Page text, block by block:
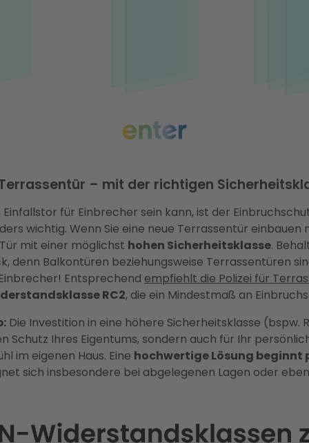
– mit der richtigen
für Einbrecher sein kann, ist der
wichtig. Wenn Sie eine neue Terrassentür einbauen
mit einer möglichst hohen Sicherheitsklasse.
denn Balkontüren beziehungsweise Terrassentüren
Entsprechend empfiehlt die Polizei für
RC2, die ein Mindestmaß an
Die Investition in eine höhere Sicherheitsklasse (bspw.
Schutz Ihres Eigentums, sondern auch für Ihr
im eigenen Haus. Eine hochwertige Lösung beginnt
sich insbesondere bei abgelegenen Lagen oder